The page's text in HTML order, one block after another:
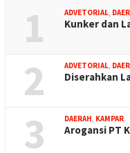
1 ADVETORIAL
Kunker dan
2 ADVETORIAL
Diserahkan
3 DAERAH KAMPAR
Arogansi PT